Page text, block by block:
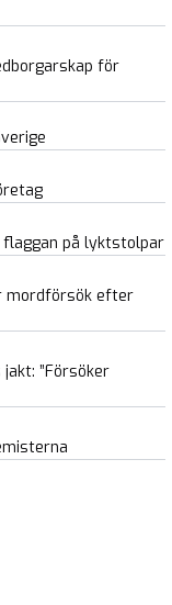
för
på lyktstolpar
mordförsök efter
”Försöker